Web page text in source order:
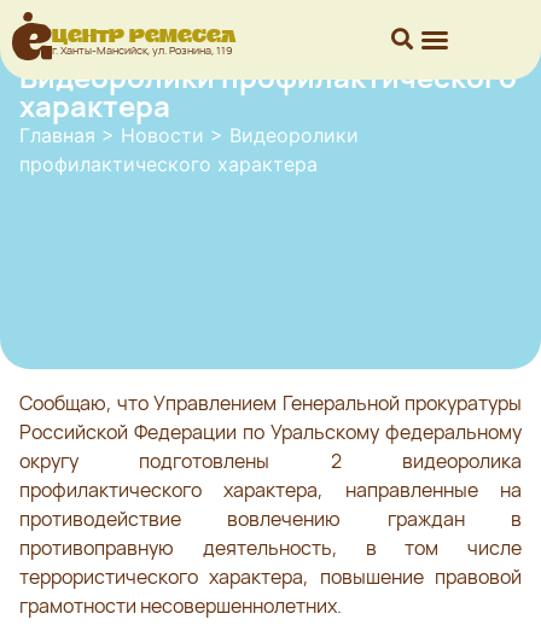
Центр ремесел
г. Ханты-Мансийск, ул. Рознина, 119
Видеоролики профилактического
характера
Главная > Новости > Видеоролики
профилактического характера
Сообщаю, что Управлением Генеральной прокуратуры
Российской Федерации по Уральскому федеральному
округу подготовлены 2 видеоролика
профилактического характера, направленные на
противодействие вовлечению граждан в
противоправную деятельность, в том числе
террористического характера, повышение правовой
грамотности несовершеннолетних.